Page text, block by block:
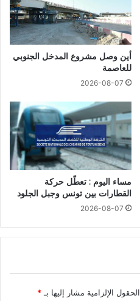
أين وصل مشروع المدخل الجنوبي
للعاصمة
2026-08-07
مساء اليوم : تعطّل حركة
القطارات بين تونس وجبل الجلود
2026-08-07
الحقول الإلزامية مشار إليها بـ*